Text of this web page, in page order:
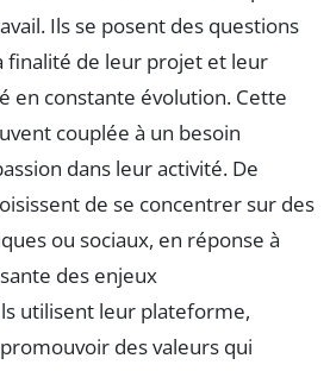
Ils se posent des questions
finalité de leur projet et leur
en constante évolution. Cette
couplée à un besoin
dans leur activité. De
de se concentrer sur des
ou sociaux, en réponse à
des enjeux
utilisent leur plateforme,
des valeurs qui